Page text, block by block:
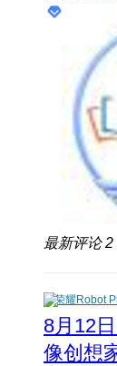
最新评论2
荣耀Robot
8月12
像创想